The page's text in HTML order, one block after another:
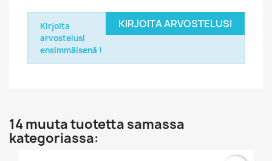
KIRJOITA ARVOSTELUSI
Kirjoita
arvostelusi
ensimmäisenä !
14 muuta tuotetta samassa
kategoriassa: